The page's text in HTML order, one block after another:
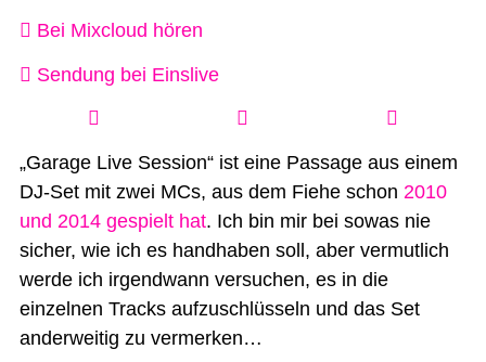
Bei Mixcloud hören
Sendung bei Einslive
„Garage Live Session“ ist eine Passage aus einem
DJ-Set mit zwei MCs, aus dem Fiehe schon 2010
und 2014 gespielt hat. Ich bin mir bei sowas nie
sicher, wie ich es handhaben soll, aber vermutlich
werde ich irgendwann versuchen, es in die
einzelnen Tracks aufzuschlüsseln und das Set
anderweitig zu vermerken…